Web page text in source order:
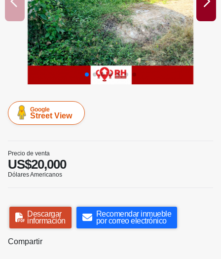
Google
Street View
Precio de venta
US$20,000
Dólares Americanos
Descargar
información
Recomendar inmueble
por correo electrónico
Compartir